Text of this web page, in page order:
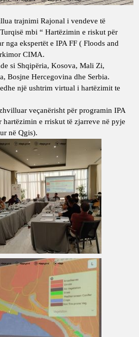
trajnimi Rajonal i vendeve të
mbi “ Hartëzimin e riskut për
nga ekspertët e IPA FF ( Floods and
CIMA.
si Shqipëria, Kosova, Mali Zi,
Bosjne Hercegovina dhe Serbia.
një ushtrim virtual i hartëzimit te
veçanërisht për programin IPA
e rriskut të zjarreve në pyje
në Qgis).